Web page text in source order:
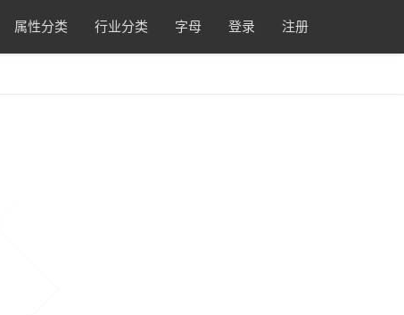
属性分类 行业分类 字母 登录 注册